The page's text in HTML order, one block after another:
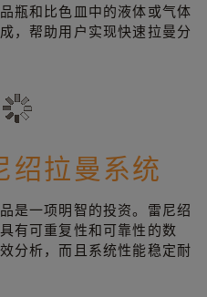
瓶和比色皿中的液体或气体
，帮助用户实现快速拉曼分
绍拉曼系统
是一项明智的投资。雷尼绍
有可重复性和可靠性的数
分析，而且系统性能稳定耐